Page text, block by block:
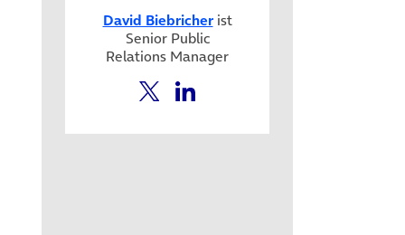
David Biebricherist
Senior Public
Relations Manager